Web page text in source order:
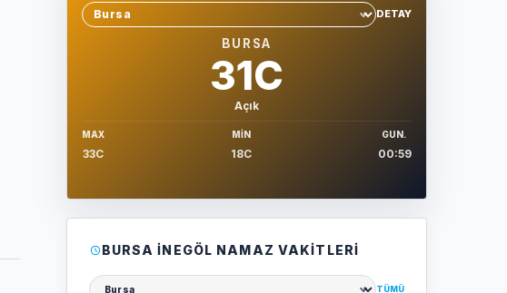
Sehir sec
DETAY
BURSA
31C
Açık
MAX
33C
MIN
18C
GUN.
00:59
BURSA İNEGÖL NAMAZ VAKITLERI
TÜMÜ